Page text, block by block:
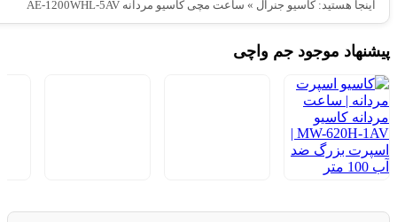
اینجا هستید: کاسیو جنرال » ساعت مچی کاسیو مردانه AE-1200WHL-5AV
پیشنهاد موجود جم واچی